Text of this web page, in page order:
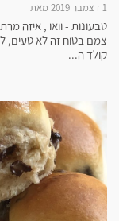
1 דצמבר 2019 מאת
טבעונות - וואו , איזה
צמם בטוח זה לא טעים,
קולד ה...